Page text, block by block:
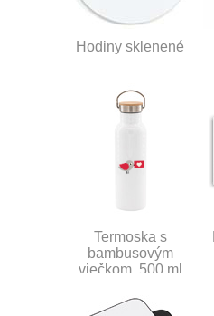
Hodiny sklenené
Termoska s
bambusovým
viečkom, 500 ml